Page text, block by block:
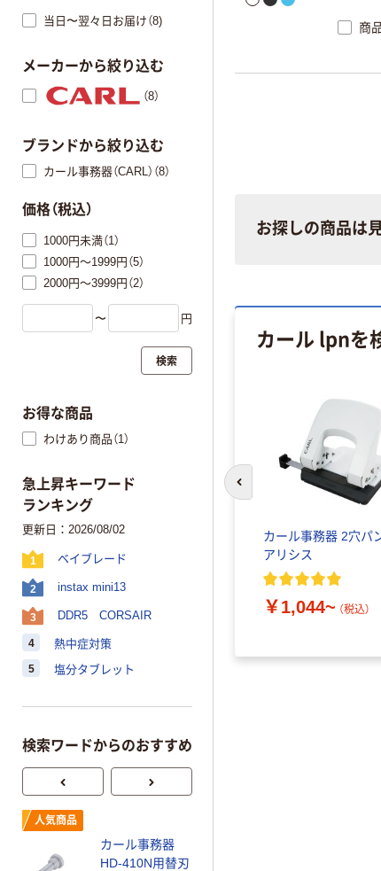
商
お探しの商品は
カール lpnを
カール事務器 2穴パ
アリシス
￥1,044~ （税込）
前のスライドへ
当日〜翌々日お届け（8)
メーカーから絞り込む
（8）
ブランドから絞り込む
カール事務器（CARL）（8）
価格（税込）
1000円未満（1）
1000円～1999円（5）
2000円～3999円（2）
〜 円
検索
お得な商品
わけあり商品（1）
急上昇キーワード
ランキング
更新日：2026/08/02
1 ベイブレード
2 instax mini13
3 DDR5 CORSAIR
4 熱中症対策
5 塩分タブレット
検索ワードからのおすすめ
人気商品
カール事務器
HD-410N用替刃